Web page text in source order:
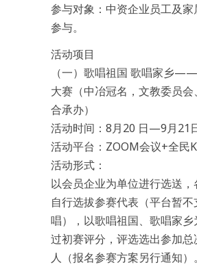
参与对象：中资企业员工及家
参与。
活动项目
（一）歌唱祖国 歌唱家乡
大赛（中冶冠名，文教委员会
合承办）
活动时间：8月20 日—9月21
活动平台：ZOOM会议+全民
活动形式：
以会员企业为单位进行选送，
自行选拔参赛代表（平台暂不
唱），以歌唱祖国、歌唱家乡
过初赛评分，评选选出参加
人（报名参赛方案另行通知）。